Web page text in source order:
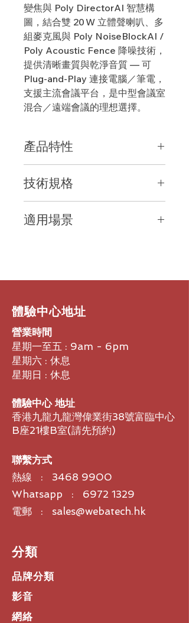
變焦與 Poly DirectorAI 智慧構
圖，結合雙 20 W 立體聲喇叭、多
組麥克風與 Poly NoiseBlockAI /
Poly Acoustic Fence 降噪技術，
提供清晰畫質與乾淨音質 — 可
Plug‑and‑Play 連接電腦／筆電，
支援主流會議平台，是中型會議室
混合／遠端會議的理想選擇。
產品特性
110° 對角視角 + 5× 數位變焦；AI 自
(2× MEMS + 2× second‑order)，可涵
技術規格
@ 30 fps；支援 UVC 1.1／MJPEG／
5.0。
適用場景
PC 即可開會、畫質音質兼顧的場景。
​體驗中心地址
營業時間
星期一至五 : 9am - 6pm
星期六 : 休息
星期日 : 休息
體驗中心 地址
香港九龍九龍灣偉業街38號富臨中心
B座21樓B室​(請先預約)
聯繫方式
熱線 : 3468 9900
Whatsapp : 6972 1329
電郵 : sales@webatech.hk
​分類
品牌分類
影音
網絡